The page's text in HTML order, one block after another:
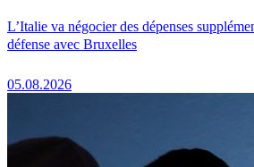
L’Italie va négocier des dépenses
défense avec Bruxelles
05.08.2026